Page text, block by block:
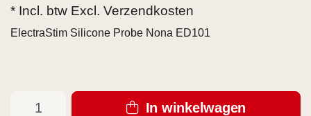
* Incl. btw Excl. Verzendkosten
ElectraStim Silicone Probe Nona ED101
In winkelwagen